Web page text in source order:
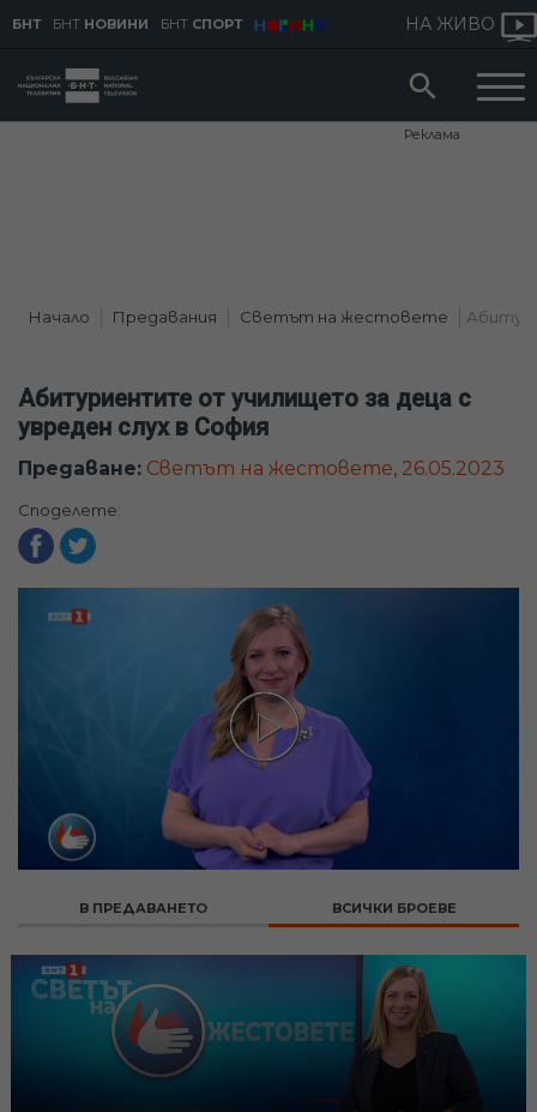
БНТ БНТ НОВИНИ БНТ СПОРТ НА ЖИВО
Реклама
Начало Предавания Светът на жестовете
Абитуриентите от училището за деца с
увреден слух в София
Предаване: Светът на жестовете, 26.05.2023
Споделете:
В ПРЕДАВАНЕТО ВСИЧКИ БРОЕВЕ